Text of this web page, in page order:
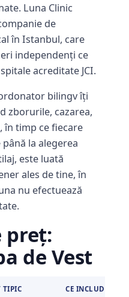
Luna Clinic
de
în Istanbul, care
independenți ce
acreditate JCI.
bilingv îți
zborurile, cazarea,
timp ce fiecare
la alegerea
este luată
ales de tine, în
nu efectuează
preț:
de Vest
TIPIC CE INCLUDE